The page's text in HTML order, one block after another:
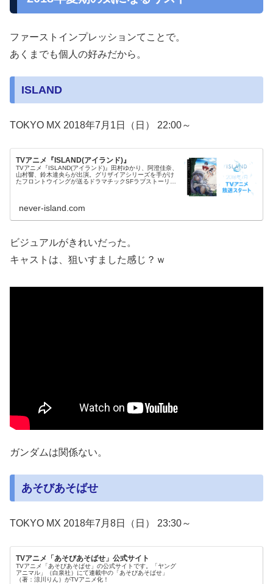
ファーストインプレッションてことで。
あくまでも個人の好みだから。
ISLAND
TOKYO MX 2018年7月1日（日） 22:00～
TVアニメ『ISLAND(アイランド)』
TVアニメ『ISLAND(アイランド)』田村ゆかり、阿澄佳奈、
山村響、鈴木達央らが出演。グリザイアシリーズを手がけ
たフロントウイングが送るドラマチックSFラブストーリー
never-island.com
ビジュアルがきれいだった。
キャストは、狙いすました感じ？ｗ
ガンダムは関係ない。
あそびあそばせ
TOKYO MX 2018年7月8日（日） 23:30～
TVアニメ「あそびあそばせ」公式サイト
TVアニメ「あそびあそばせ」の公式サイトです。「ヤング
アニマル」（白泉社）にて連載中の「あそびあそばせ」
（著：涼川りん）がTVアニメ化！